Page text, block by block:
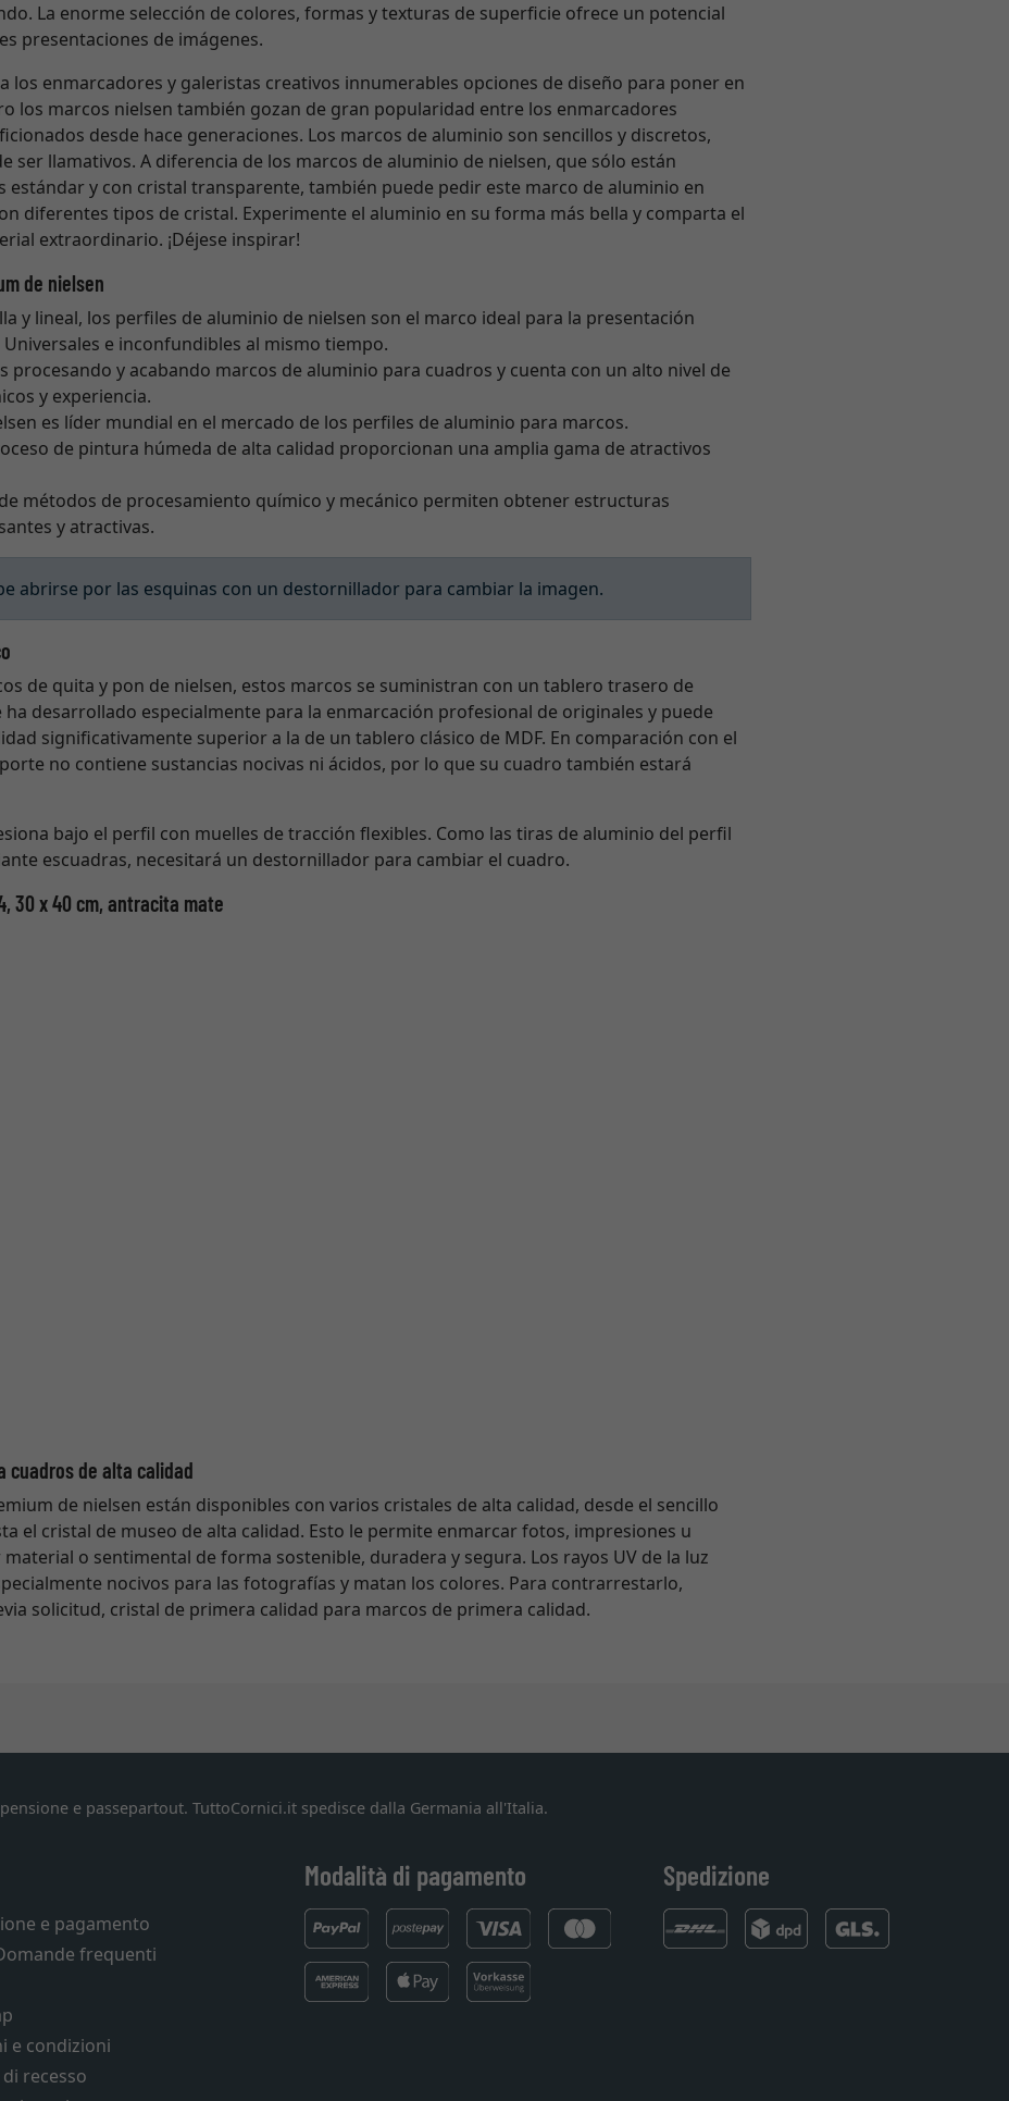
La enorme selección de colores, formas y texturas de superficie ofrece un potencial
presentaciones de imágenes.
los enmarcadores y galeristas creativos innumerables opciones de diseño para poner en
los marcos nielsen también gozan de gran popularidad entre los enmarcadores
desde hace generaciones. Los marcos de aluminio son sencillos y discretos,
ser llamativos. A diferencia de los marcos de aluminio de nielsen, que sólo están
estándar y con cristal transparente, también puede pedir este marco de aluminio en
diferentes tipos de cristal. Experimente el aluminio en su forma más bella y comparta el
extraordinario. ¡Déjese inspirar!
de nielsen
y lineal, los perfiles de aluminio de nielsen son el marco ideal para la presentación
e inconfundibles al mismo tiempo.
procesando y acabando marcos de aluminio para cuadros y cuenta con un alto nivel de
y experiencia.
es líder mundial en el mercado de los perfiles de aluminio para marcos.
de pintura húmeda de alta calidad proporcionan una amplia gama de atractivos
métodos de procesamiento químico y mecánico permiten obtener estructuras
y atractivas.
abrirse por las esquinas con un destornillador para cambiar la imagen.
de quita y pon de nielsen, estos marcos se suministran con un tablero trasero de
ha desarrollado especialmente para la enmarcación profesional de originales y puede
significativamente superior a la de un tablero clásico de MDF. En comparación con el
no contiene sustancias nocivas ni ácidos, por lo que su cuadro también estará
bajo el perfil con muelles de tracción flexibles. Como las tiras de aluminio del perfil
escuadras, necesitará un destornillador para cambiar el cuadro.
30 x 40 cm, antracita mate
cuadros de alta calidad
de nielsen están disponibles con varios cristales de alta calidad, desde el sencillo
el cristal de museo de alta calidad. Esto le permite enmarcar fotos, impresiones u
o sentimental de forma sostenible, duradera y segura. Los rayos UV de la luz
nocivos para las fotografías y matan los colores. Para contrarrestarlo,
solicitud, cristal de primera calidad para marcos de primera calidad.
e passepartout. TuttoCornici.it spedisce dalla Germania all'Italia.
e pagamento
frequenti
e condizioni
recesso
Modalità di pagamento Spedizione